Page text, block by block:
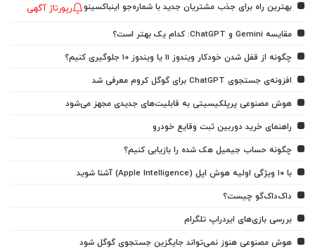
بهترین راه برای جذب مشتریان جدید با شماره‌جو اینباکسینو رپورتاژ آگهی
مقایسه Gemini و ChatGPT: کدام یک بهتر است؟
چگونه از قفل شدن خودکار ویندوز 11 یا ویندوز 10 جلوگیری کنیم؟
افزونه‌ی جستجوی ChatGPT برای گوگل کروم معرفی شد
هوش مصنوعی پرپلکیسیتی به قابلیت‌های جدیدی مجهز می‌شود
راهنمای خرید دوربین ثبت وقایع خودرو
چگونه حساب جیمیل هک شده را بازیابی کنیم؟
با ۱۰ ویژگی اولیه هوش اپل (Apple Intelligence) آشنا شوید
داک‌داک‌گو چیست؟
بررسی بازی‌های ایردراپ تلگرام
هوش مصنوعی هنوز نمی‌تواند جایگزین جستجوی گوگل شود